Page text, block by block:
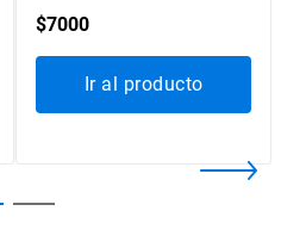
COLECCIÓN VICENTE
2600000011822
$7000
Ir al producto